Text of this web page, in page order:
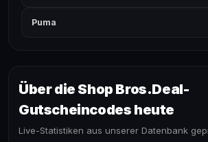
Puma
Über die Shop Bros.Deal-
Gutscheincodes heute
Live-Statistiken aus unserer Datenbank